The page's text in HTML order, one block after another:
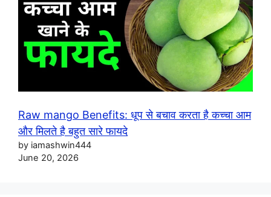
Raw mango Benefits: धूप से बचाव करता है कच्चा आम
और मिलते है बहुत सारे फायदे
by iamashwin444
June 20, 2026